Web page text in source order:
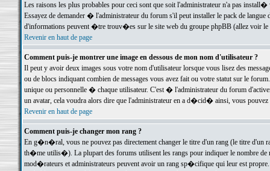
Les raisons les plus probables pour ceci sont que soit l'administrateur n'a pas
Essayez de demander � l'administrateur du forum s'il peut installer le pack de
d'informations peuvent �tre trouv�es sur le site web du groupe phpBB (allez voir le
Revenir en haut de page
Comment puis-je montrer une image en dessous de mon nom d'utilisateur ?
Il peut y avoir deux images sous votre nom d'utilisateur lorsque vous lisez des
ou de blocs indiquant combien de messages vous avez fait ou votre statut sur le
unique ou personnelle � chaque utilisateur. C'est � l'administrateur du forum
un avatar, cela voudra alors dire que l'administrateur en a d�cid� ainsi, vous
Revenir en haut de page
Comment puis-je changer mon rang ?
En g�n�ral, vous ne pouvez pas directement changer le titre d'un rang (le titre d'un
th�me utilis�). La plupart des forums utilisent les rangs pour indiquer le nombre de
mod�rateurs et administrateurs peuvent avoir un rang sp�cifique qui leur est